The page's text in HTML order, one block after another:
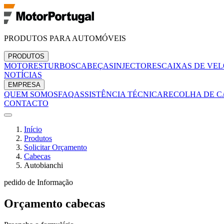
PRODUTOS PARA AUTOMÓVEIS
PRODUTOS
MOTORESTURBOSCABEÇASINJECTORESCAIXAS DE
NOTÍCIAS
EMPRESA
QUEM SOMOSFAQASSISTÊNCIA TÉCNICARECOLHA DE
CONTACTO
Início
Produtos
Solicitar Orçamento
Cabecas
Autobianchi
pedido de Informação
Orçamento cabecas